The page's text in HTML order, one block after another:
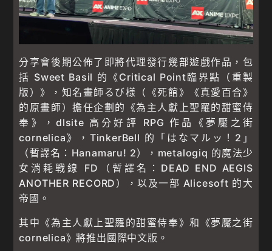
分享會後期公佈了即將代理發行幾部遊戲作品，包
括 Sweet Basil 的《Critical Point臨界點（重製
版）》，知名畫師るび様（《死館》《真愛百合》
的原畫師）擔任企劃的《為主人獻上聖羅的甜蜜侍
奉》，dlsite 高分好評 RPG 作品《夢魘之街
cornelica》，TinkerBell 的「はなマルッ！2」
（暫譯名：Hanamaru! 2），metalogiq 的魔法少
女消耗戦線 FD（暫譯名：DEAD END AEGIS
ANOTHER RECORD），以及一部 Alicesoft 的大
帝國。
其中《為主人獻上聖羅的甜蜜侍奉》和《夢魘之街
cornelica》將推出國際中文版。